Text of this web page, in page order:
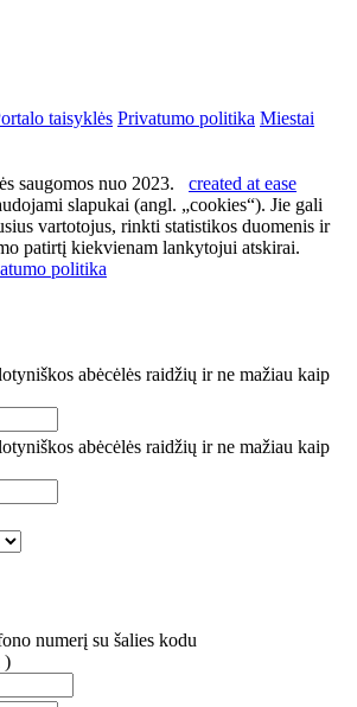
taisyklės Privatumo politika Miestai
saugomos nuo 2023. created at ease
slapukai (angl. „cookies“). Jie gali
vartotojus, rinkti statistikos duomenis ir
patirtį kiekvienam lankytojui atskirai.
politika
abėcėlės raidžių ir ne mažiau kaip
abėcėlės raidžių ir ne mažiau kaip
numerį su šalies kodu
)